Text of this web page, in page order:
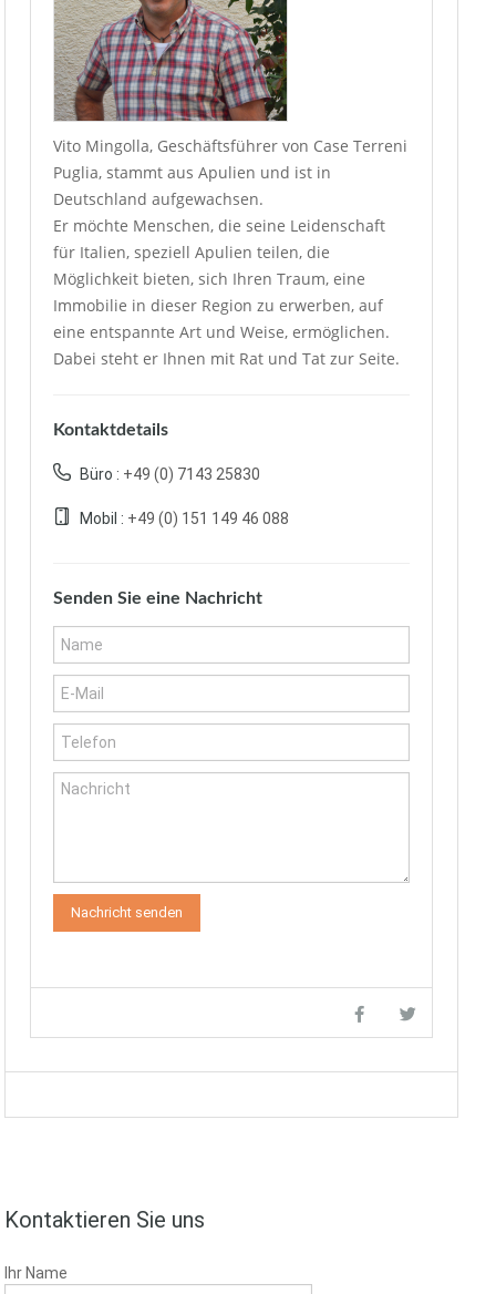
Vito Mingolla, Geschäftsführer von Case Terreni
Puglia, stammt aus Apulien und ist in
Deutschland aufgewachsen.
Er möchte Menschen, die seine Leidenschaft
für Italien, speziell Apulien teilen, die
Möglichkeit bieten, sich Ihren Traum, eine
Immobilie in dieser Region zu erwerben, auf
eine entspannte Art und Weise, ermöglichen.
Dabei steht er Ihnen mit Rat und Tat zur Seite.
Kontaktdetails
Büro : +49 (0) 7143 25830
Mobil : +49 (0) 151 149 46 088
Senden Sie eine Nachricht
Kontaktieren Sie uns
Ihr Name